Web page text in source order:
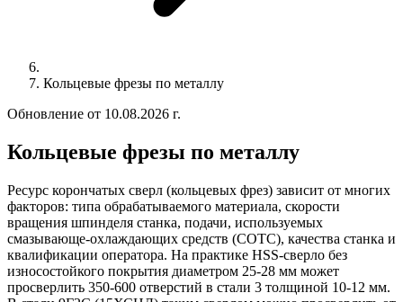
Кольцевые фрезы по металлу
Обновление от 10.08.2026 г.
Кольцевые фрезы по металлу
Ресурс корончатых сверл (кольцевых фрез) зависит от многих
факторов: типа обрабатываемого материала, скорости
вращения шпинделя станка, подачи, используемых
смазывающе-охлаждающих средств (СОТС), качества станка и
квалификации оператора. На практике HSS-сверло без
износостойкого покрытия диаметром 25-28 мм может
просверлить 350-600 отверстий в стали 3 толщиной 10-12 мм.